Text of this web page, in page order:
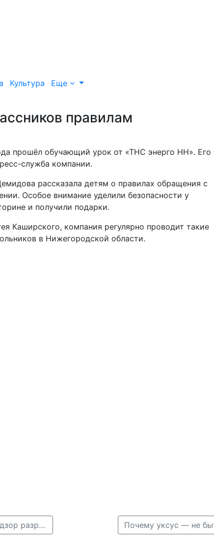
Культура Еще
правилам
прошёл обучающий урок от «ТНС энерго НН». Его
служба компании.
рассказала детям о правилах обращения с
Особое внимание уделили безопасности у
и получили подарки.
Каширского, компания регулярно проводит такие
в Нижегородской области.
← Почему жара — это не повод для подвига: Роспотребнадзор разрешил нижегородцам работать меньше